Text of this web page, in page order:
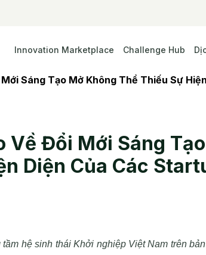
Innovation Marketplace Challenge Hub
Sáng Tạo Mở Không Thể Thiếu Sự
Về Đổi Mới Sáng
Diện Của Các
tầm hệ sinh thái Khởi nghiệp Việt Nam trên